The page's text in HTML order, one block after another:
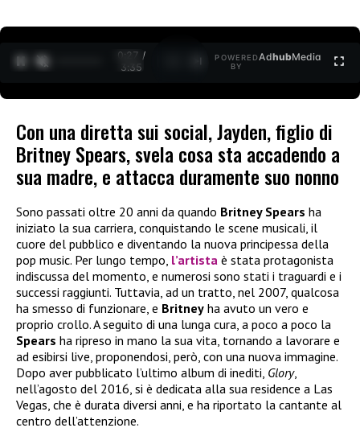
0:27 /
3:35
POWERED
BY
AdhubMedia
Con una diretta sui social, Jayden, figlio di
Britney Spears, svela cosa sta accadendo a
sua madre, e attacca duramente suo nonno
Sono passati oltre 20 anni da quando Britney Spears ha
iniziato la sua carriera, conquistando le scene musicali, il
cuore del pubblico e diventando la nuova principessa della
pop music. Per lungo tempo, l’artista è stata protagonista
indiscussa del momento, e numerosi sono stati i traguardi e i
successi raggiunti. Tuttavia, ad un tratto, nel 2007, qualcosa
ha smesso di funzionare, e Britney ha avuto un vero e
proprio crollo. A seguito di una lunga cura, a poco a poco la
Spears ha ripreso in mano la sua vita, tornando a lavorare e
ad esibirsi live, proponendosi, però, con una nuova immagine.
Dopo aver pubblicato l’ultimo album di inediti, Glory,
nell’agosto del 2016, si è dedicata alla sua residence a Las
Vegas, che è durata diversi anni, e ha riportato la cantante al
centro dell’attenzione.